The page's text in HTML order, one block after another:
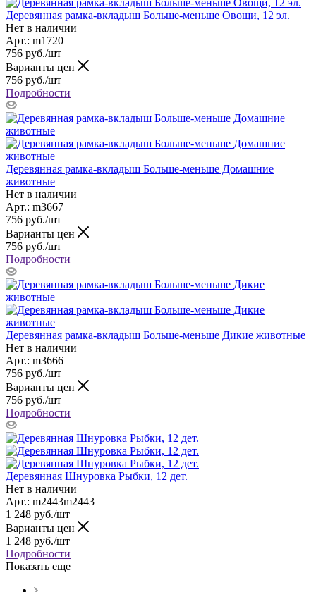
Деревянная рамка-вкладыш Больше-меньше Овощи, 12 эл.
Нет в наличии
Арт.: m1720
756 руб./шт
Варианты цен
756 руб./шт
Подробности
Деревянная рамка-вкладыш Больше-меньше Домашние
животные
Нет в наличии
Арт.: m3667
756 руб./шт
Варианты цен
756 руб./шт
Подробности
Деревянная рамка-вкладыш Больше-меньше Дикие животные
Нет в наличии
Арт.: m3666
756 руб./шт
Варианты цен
756 руб./шт
Подробности
Деревянная Шнуровка Рыбки, 12 дет.
Нет в наличии
Арт.: m2443m2443
1 248 руб./шт
Варианты цен
1 248 руб./шт
Подробности
Показать еще